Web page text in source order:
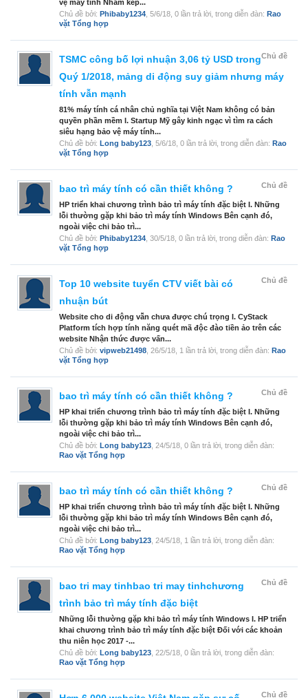
vệ máy tính Nhằm kép...
Chủ đề bởi: Phibaby1234 5/6/18 , 0 lần trả lời, trong diễn đàn: Rao
vặt Tổng hợp
Chủ đề
TSMC công bố lợi nhuận 3,06 tỷ USD trong
Quý 1/2018, mảng di động suy giảm nhưng máy
tính vẫn mạnh
81% máy tính cá nhân chủ nghĩa tại Việt Nam không có bản
quyền phần mềm I. Startup Mỹ gây kinh ngạc vì tìm ra cách
siêu hạng bảo vệ máy tính...
Chủ đề bởi: Long baby123 5/6/18 , 0 lần trả lời, trong diễn đàn: Rao
vặt Tổng hợp
Chủ đề
bao trì máy tính có cần thiết không ?
HP triển khai chương trình bảo trì máy tính đặc biệt I. Những
lỗi thường gặp khi bảo trì máy tính Windows Bên cạnh đó,
ngoài việc chi bảo trì...
Chủ đề bởi: Phibaby1234 30/5/18 , 0 lần trả lời, trong diễn đàn: Rao
vặt Tổng hợp
Chủ đề
Top 10 website tuyển CTV viết bài có
nhuận bút
Website cho di động vẫn chưa được chú trọng I. CyStack
Platform tích hợp tính năng quét mã độc đào tiền ảo trên các
website Nhận thức được vấn...
Chủ đề bởi: vipweb21498 26/5/18 , 1 lần trả lời, trong diễn đàn: Rao
vặt Tổng hợp
Chủ đề
bao trì máy tính có cần thiết không ?
HP khai triển chương trình bảo trì máy tính đặc biệt I. Những
lỗi thường gặp khi bảo trì máy tính Windows Bên cạnh đó,
ngoài việc chi bảo trì...
Chủ đề bởi: Long baby123 24/5/18 , 0 lần trả lời, trong diễn đàn:
Rao vặt Tổng hợp
Chủ đề
bao trì máy tính có cần thiết không ?
HP khai triển chương trình bảo trì máy tính đặc biệt I. Những
lỗi thường gặp khi bảo trì máy tính Windows Bên cạnh đó,
ngoài việc chi bảo trì...
Chủ đề bởi: Long baby123 24/5/18 , 1 lần trả lời, trong diễn đàn:
Rao vặt Tổng hợp
Chủ đề
bao tri may tinhbao tri may tinhchương
trình bảo trì máy tính đặc biệt
Những lỗi thường gặp khi bảo trì máy tính Windows I. HP triển
khai chương trình bảo trì máy tính đặc biệt Đối với các khoản
thu niên học 2017 -...
Chủ đề bởi: Long baby123 22/5/18 , 0 lần trả lời, trong diễn đàn:
Rao vặt Tổng hợp
Chủ đề